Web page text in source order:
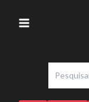
Menu
Preliminar